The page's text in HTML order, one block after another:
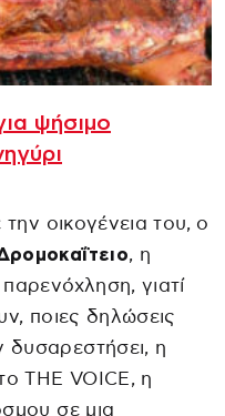
ψήσιμο
οικογένεια του, ο
, η
γιατί
ποιες δηλώσεις
η
THE VOICE, η
σε μια